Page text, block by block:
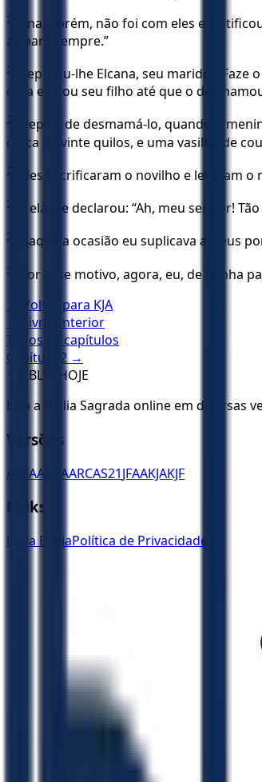
22
Ana, porém, não foi com eles e
ali para sempre.”
23
Replicou-lhe Elcana, seu marido:
casa e criou seu filho até que o
24
Depois de desmamá-lo, quando o
cerca de vinte quilos, e uma vasilha de
25 Eles sacrificaram o novilho e levaram o
26 e ela lhe declarou: “Ah, meu senhor!
27 Naquela ocasião eu suplicava a Deus
28
Por esse motivo, agora, eu, de minha
← Voltar para KJA
← Livro anterior
Todos os capítulos
Capítulo
2 →
BÍBLIA HOJE
Leia a Bíblia Sagrada online em diversas
Versões
ACFAA ARAARCAS21JFAAKJAKJF
Links
Ler a BíbliaPolítica de Privacidade